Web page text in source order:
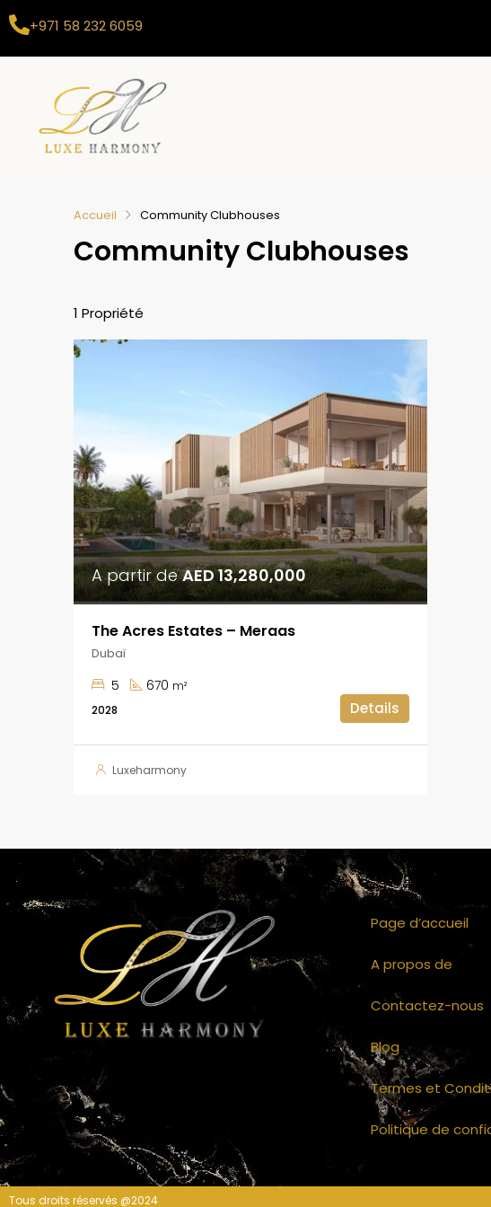
+971 58 232 6059
Accueil Community Clubhouses
Community Clubhouses
1 Propriété
A partir deAED 13,280,000
The Acres Estates – Meraas
Dubaï
5 670 m²
2028
Details
Luxeharmony
Page d’accueil
A propos de
Contactez-nous
Blog
Termes et
Politique de
Tous droits réservés @2024